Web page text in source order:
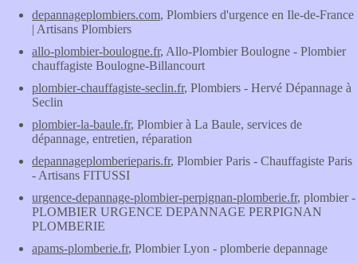
depannageplombiers.com, Plombiers d'urgence en Ile-de-France
| Artisans Plombiers
allo-plombier-boulogne.fr, Allo-Plombier Boulogne - Plombier
chauffagiste Boulogne-Billancourt
plombier-chauffagiste-seclin.fr, Plombiers - Hervé Dépannage à
Seclin
plombier-la-baule.fr, Plombier à La Baule, services de
dépannage, entretien, réparation
depannageplomberieparis.fr, Plombier Paris - Chauffagiste Paris
- Artisans FITUSSI
urgence-depannage-plombier-perpignan-plomberie.fr, plombier -
PLOMBIER URGENCE DEPANNAGE PERPIGNAN
PLOMBERIE
apams-plomberie.fr, Plombier Lyon - plomberie depannage